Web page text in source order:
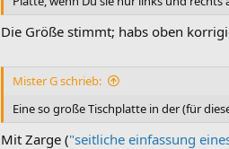
Die Größe stimmt; habs oben
Mister G schrieb:
Eine so große Tischplatte in der (für
Mit Zarge ("seitliche einfassung